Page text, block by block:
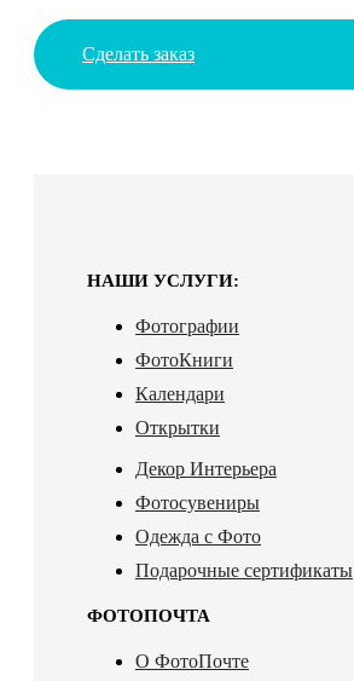
Сделать заказ
НАШИ УСЛУГИ:
Фотографии
ФотоКниги
Календари
Открытки
Декор Интерьера
Фотосувениры
Одежда с Фото
Подарочные сертификаты
ФОТОПОЧТА
О ФотоПочте